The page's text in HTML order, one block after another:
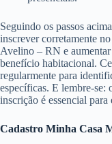
Seguindo os passos
inscrever corretamente
Avelino – RN e aumentar
benefício habitacional.
regularmente para
específicas. E lembre-se:
inscrição é essencial
Cadastro Minha Casa